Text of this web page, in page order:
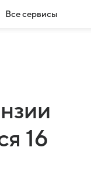
Все сервисы
16